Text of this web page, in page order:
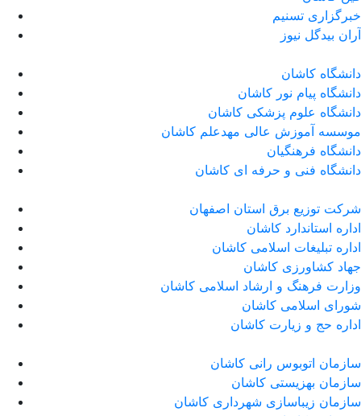
خبرگزاری تسنیم
آران بیدگل نیوز
دانشگاه کاشان
دانشگاه پیام نور کاشان
دانشگاه علوم پزشکی کاشان
موسسه آموزش عالی مهدعلم کاشان
دانشگاه فرهنگیان
دانشگاه فنی و حرفه ای کاشان
شرکت توزیع برق استان اصفهان
اداره استاندارد كاشان
اداره تبلیغات اسلامی کاشان
جهاد کشاورزی کاشان
وزارت فرهنگ و ارشاد اسلامی کاشان
شورای اسلامی کاشان
اداره حج و زیارت کاشان
سازمان اتوبوس رانی کاشان
سازمان بهزیستی کاشان
سازمان زیباسازی شهرداری کاشان